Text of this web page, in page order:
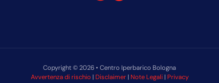
Copyright © 2026 • Centro Iperbarico Bologna
Avvertenza di rischio | Disclaimer| Note Legali| Privacy